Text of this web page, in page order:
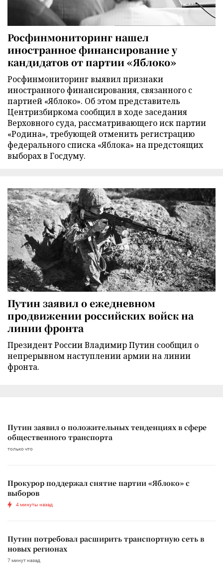
Росфинмониторинг нашел
иностранное финансирование у
кандидатов от партии «Яблоко»
Росфинмониторинг выявил признаки
иностранного финансирования, связанного с
партией «Яблоко». Об этом представитель
Центризбиркома сообщил в ходе заседания
Верховного суда, рассматривающего иск партии
«Родина», требующей отменить регистрацию
федерального списка «Яблока» на предстоящих
выборах в Госдуму.
Путин заявил о ежедневном
продвижении российских войск на
линии фронта
Президент России Владимир Путин сообщил о
непрерывном наступлении армии на линии
фронта.
Путин заявил о положительных тенденциях в сфере
общественного транспорта
только что
Прокурор поддержал снятие партии «Яблоко» с
выборов
4 минуты назад
Путин потребовал расширить транспортную сеть в
новых регионах
7 минут назад